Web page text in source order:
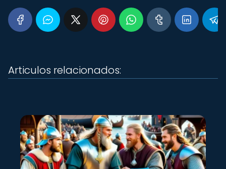
Articulos relacionados: